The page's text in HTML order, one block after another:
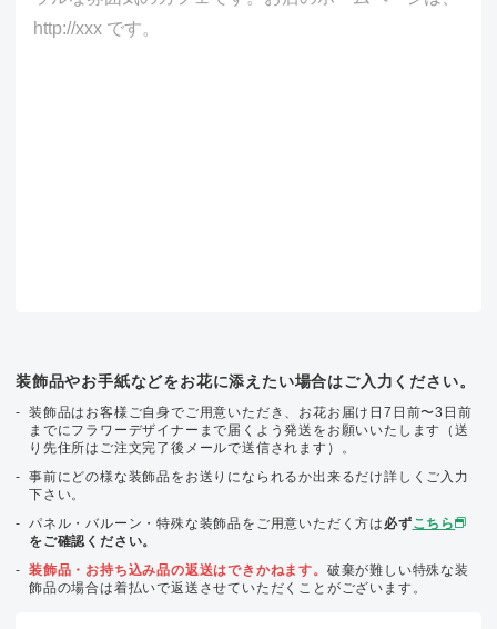
装飾品やお手紙などをお花に添えたい場合はご入力ください。
装飾品はお客様ご自身でご用意いただき、お花お届け日7日前〜3日前
までにフラワーデザイナーまで届くよう発送をお願いいたします（送
り先住所はご注文完了後メールで送信されます）。
事前にどの様な装飾品をお送りになられるか出来るだけ詳しくご入力
下さい。
パネル・バルーン・特殊な装飾品をご用意いただく方は 必ずこちら
をご確認ください。
装飾品・お持ち込み品の返送はできかねます。 破棄が難しい特殊な装
飾品の場合は着払いで返送させていただくことがございます。